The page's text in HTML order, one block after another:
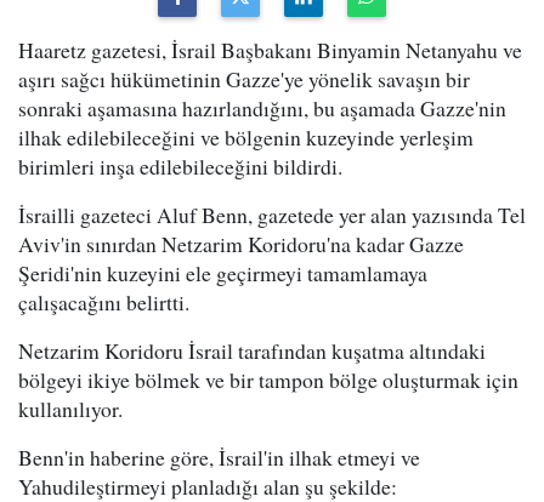
Haaretz gazetesi, İsrail Başbakanı Binyamin Netanyahu ve
aşırı sağcı hükümetinin Gazze'ye yönelik savaşın bir
sonraki aşamasına hazırlandığını, bu aşamada Gazze'nin
ilhak edilebileceğini ve bölgenin kuzeyinde yerleşim
birimleri inşa edilebileceğini bildirdi.
İsrailli gazeteci Aluf Benn, gazetede yer alan yazısında Tel
Aviv'in sınırdan Netzarim Koridoru'na kadar Gazze
Şeridi'nin kuzeyini ele geçirmeyi tamamlamaya
çalışacağını belirtti.
Netzarim Koridoru İsrail tarafından kuşatma altındaki
bölgeyi ikiye bölmek ve bir tampon bölge oluşturmak için
kullanılıyor.
Benn'in haberine göre, İsrail'in ilhak etmeyi ve
Yahudileştirmeyi planladığı alan şu şekilde: